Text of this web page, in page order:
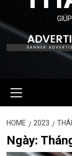
Menu
HOME 2023
Ngày: